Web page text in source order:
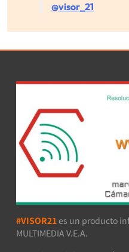
@visor_21
#VISOR21 es un producto
MULTIMEDIA V.E.A.